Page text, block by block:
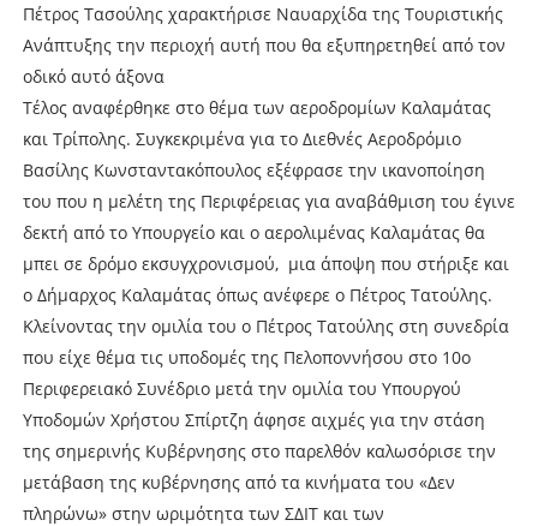
Πέτρος Τασούλης χαρακτήρισε Ναυαρχίδα της Τουριστικής
Ανάπτυξης την περιοχή αυτή που θα εξυπηρετηθεί από τον
οδικό αυτό άξονα
Τέλος αναφέρθηκε στο θέμα των αεροδρομίων Καλαμάτας
και Τρίπολης. Συγκεκριμένα για το Διεθνές Αεροδρόμιο
Βασίλης Κωνσταντακόπουλος εξέφρασε την ικανοποίηση
του που η μελέτη της Περιφέρειας για αναβάθμιση του έγινε
δεκτή από το Υπουργείο και ο αερολιμένας Καλαμάτας θα
μπει σε δρόμο εκσυγχρονισμού, μια άποψη που στήριξε και
ο Δήμαρχος Καλαμάτας όπως ανέφερε ο Πέτρος Τατούλης.
Κλείνοντας την ομιλία του ο Πέτρος Τατούλης στη συνεδρία
που είχε θέμα τις υποδομές της Πελοποννήσου στο 10ο
Περιφερειακό Συνέδριο μετά την ομιλία του Υπουργού
Υποδομών Χρήστου Σπίρτζη άφησε αιχμές για την στάση
της σημερινής Κυβέρνησης στο παρελθόν καλωσόρισε την
μετάβαση της κυβέρνησης από τα κινήματα του «Δεν
πληρώνω» στην ωριμότητα των ΣΔΙΤ και των